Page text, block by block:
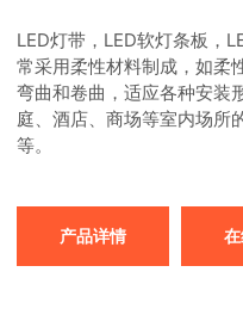
LED灯带，LED软灯条板，
常采用柔性材料制成，如柔
弯曲和卷曲，适应各种安装
庭、酒店、商场等室内场所
等。
产品详情